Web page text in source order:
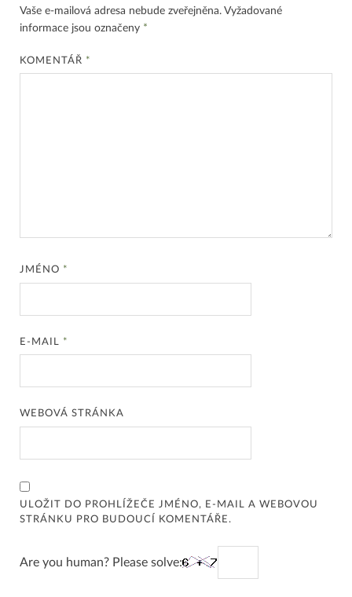
Vaše e-mailová adresa nebude zveřejněna. Vyžadované
informace jsou označeny *
KOMENTÁŘ *
JMÉNO *
E-MAIL *
WEBOVÁ STRÁNKA
ULOŽIT DO PROHLÍŽEČE JMÉNO, E-MAIL A WEBOVOU
STRÁNKU PRO BUDOUCÍ KOMENTÁŘE.
Are you human? Please solve: